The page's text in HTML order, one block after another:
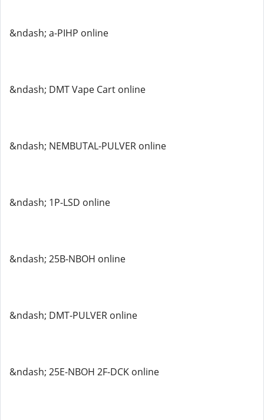
&ndash; a-PIHP online
&ndash; DMT Vape Cart online
&ndash; NEMBUTAL-PULVER online
&ndash; 1P-LSD online
&ndash; 25B-NBOH online
&ndash; DMT-PULVER online
&ndash; 25E-NBOH 2F-DCK online